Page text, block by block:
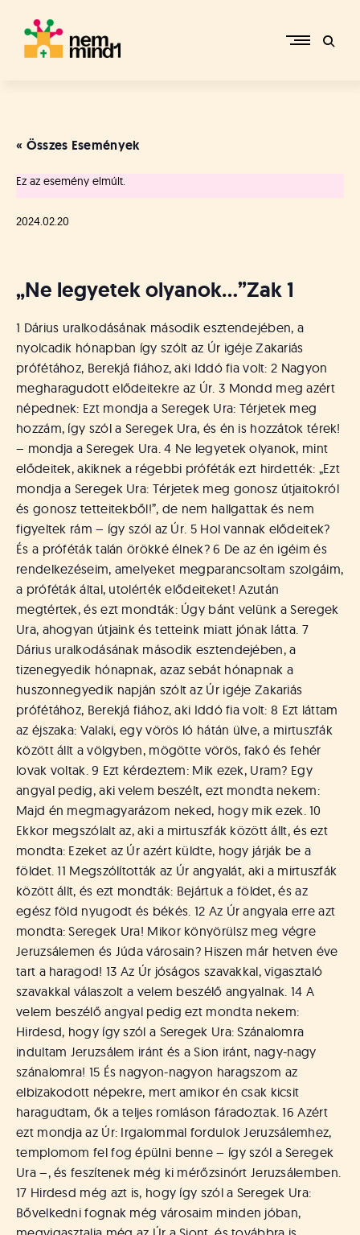
content
p
r
s
f
r
m
á
t
u
s
o
k
e
-
L
a
p
j
a
« Összes Események
Ez az esemény elmúlt.
2024.02.20
„Ne legyetek olyanok…”Zak 1
1 Dárius uralkodásának második esztendejében, a
nyolcadik hónapban így szólt az Úr igéje Zakariás
prófétához, Berekjá fiához, aki Iddó fia volt: 2 Nagyon
megharagudott elődeitekre az Úr. 3 Mondd meg azért
népednek: Ezt mondja a Seregek Ura: Térjetek meg
hozzám, így szól a Seregek Ura, és én is hozzátok térek!
– mondja a Seregek Ura. 4 Ne legyetek olyanok, mint
elődeitek, akiknek a régebbi próféták ezt hirdették: „Ezt
mondja a Seregek Ura: Térjetek meg gonosz útjaitokról
és gonosz tetteitekből!”, de nem hallgattak és nem
figyeltek rám – így szól az Úr. 5 Hol vannak elődeitek?
És a próféták talán örökké élnek? 6 De az én igéim és
rendelkezéseim, amelyeket megparancsoltam szolgáim,
a próféták által, utolérték elődeiteket! Azután
megtértek, és ezt mondták: Úgy bánt velünk a Seregek
Ura, ahogyan útjaink és tetteink miatt jónak látta. 7
Dárius uralkodásának második esztendejében, a
tizenegyedik hónapnak, azaz sebát hónapnak a
huszonnegyedik napján szólt az Úr igéje Zakariás
prófétához, Berekjá fiához, aki Iddó fia volt: 8 Ezt láttam
az éjszaka: Valaki, egy vörös ló hátán ülve, a mirtuszfák
között állt a völgyben, mögötte vörös, fakó és fehér
lovak voltak. 9 Ezt kérdeztem: Mik ezek, Uram? Egy
angyal pedig, aki velem beszélt, ezt mondta nekem:
Majd én megmagyarázom neked, hogy mik ezek. 10
Ekkor megszólalt az, aki a mirtuszfák között állt, és ezt
mondta: Ezeket az Úr azért küldte, hogy járják be a
földet. 11 Megszólították az Úr angyalát, aki a mirtuszfák
között állt, és ezt mondták: Bejártuk a földet, és az
egész föld nyugodt és békés. 12 Az Úr angyala erre azt
mondta: Seregek Ura! Mikor könyörülsz meg végre
Jeruzsálemen és Júda városain? Hiszen már hetven éve
tart a haragod! 13 Az Úr jóságos szavakkal, vigasztaló
szavakkal válaszolt a velem beszélő angyalnak. 14 A
velem beszélő angyal pedig ezt mondta nekem:
Hirdesd, hogy így szól a Seregek Ura: Szánalomra
indultam Jeruzsálem iránt és a Sion iránt, nagy-nagy
szánalomra! 15 És nagyon-nagyon haragszom az
elbizakodott népekre, mert amikor én csak kicsit
haragudtam, ők a teljes romláson fáradoztak. 16 Azért
ezt mondja az Úr: Irgalommal fordulok Jeruzsálemhez,
templomom fel fog épülni benne – így szól a Seregek
Ura –, és feszítenek még ki mérőzsinórt Jeruzsálemben.
17 Hirdesd még azt is, hogy így szól a Seregek Ura:
Bővelkedni fognak még városaim minden jóban,